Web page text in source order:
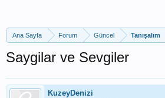
Ana Sayfa Forum Güncel Tanışalım
Saygilar ve Sevgiler
KuzeyDenizi